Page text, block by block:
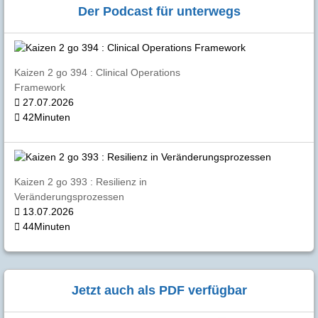
Der Podcast für unterwegs
Kaizen 2 go 394 : Clinical Operations
Framework
27.07.2026
42Minuten
Kaizen 2 go 393 : Resilienz in
Veränderungsprozessen
13.07.2026
44Minuten
Jetzt auch als PDF verfügbar